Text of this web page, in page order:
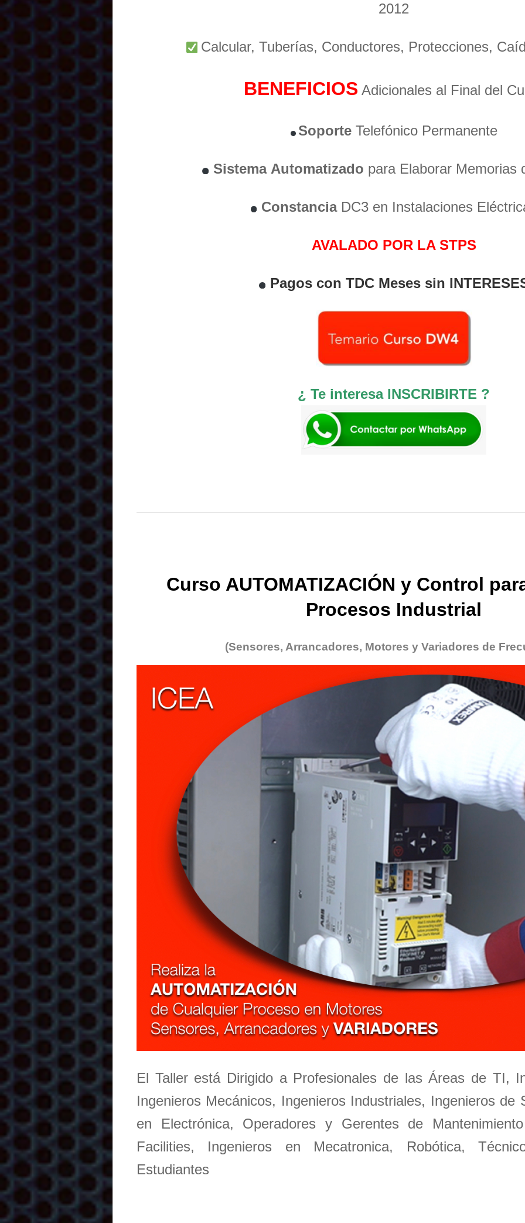
2012
Calcular, Tuberías, Conductores, Protecciones,
BENEFICIOS Adicionales al Final del
Soporte Telefónico Permanente
Sistema Automatizado para Elaborar Memorias
ConstanciaDC3 en Instalaciones
AVALADO POR LA STPS
Pagos con TDC Meses sin
¿ Te interesa INSCRIBIRTE ?
Curso AUTOMATIZACIÓN y Control
Procesos Industrial
(Sensores, Arrancadores, Motores y Variadores de
El Taller está Dirigido a Profesionales de las Áreas de TI,
Ingenieros Mecánicos, Ingenieros Industriales, Ingenieros de
en Electrónica, Operadores y Gerentes de
Facilities, Ingenieros en Mecatronica, Robótica,
Estudiantes